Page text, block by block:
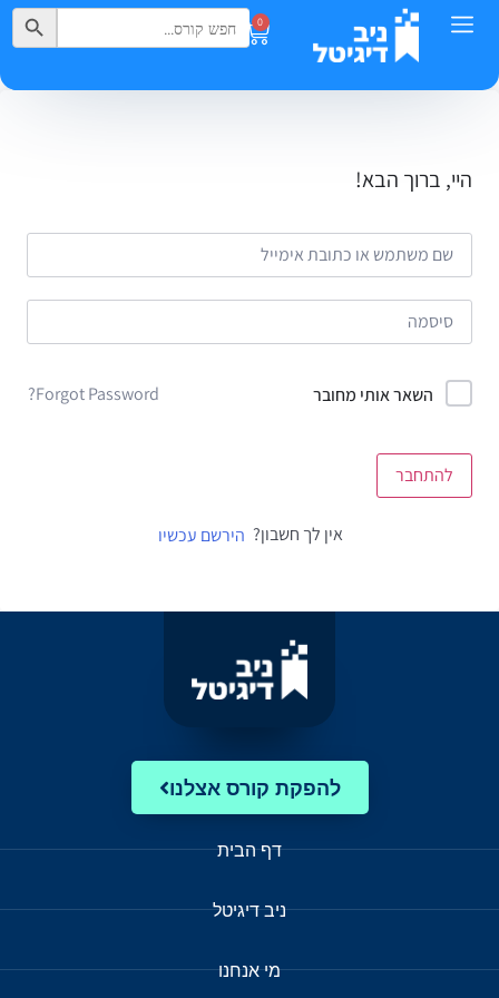
0
Search
for:
Search Button
היי, ברוך הבא!
השאר אותי מחובר Forgot Password?
להתחבר
אין לך חשבון? הירשם עכשיו
להפקת קורס אצלנו
דף הבית
ניב דיגיטל
מי אנחנו